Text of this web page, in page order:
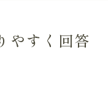
やすく回答